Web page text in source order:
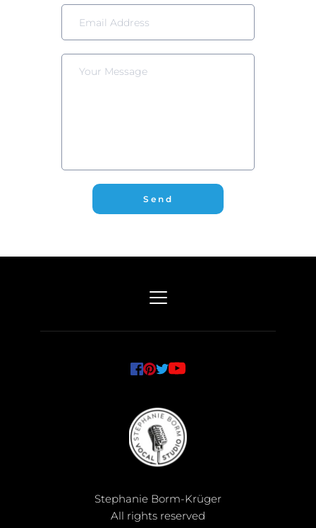
Send
Stephanie Borm-Krüger
All rights reserved